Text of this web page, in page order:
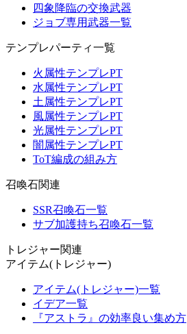
四象降臨の交換武器
ジョブ専用武器一覧
テンプレパーティ一覧
火属性テンプレPT
水属性テンプレPT
土属性テンプレPT
風属性テンプレPT
光属性テンプレPT
闇属性テンプレPT
ToT編成の組み方
召喚石関連
SSR召喚石一覧
サブ加護持ち召喚石一覧
トレジャー関連
アイテム(トレジャー)
アイテム(トレジャー)一覧
イデア一覧
『アストラ』の効率良い集め方